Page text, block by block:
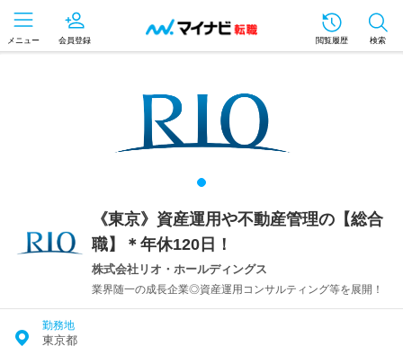
メニュー 会員登録 閲覧履歴 検索
《東京》資産運用や不動産管理の【総合
職】＊年休120日！
株式会社リオ・ホールディングス
業界随一の成長企業◎資産運用コンサルティング等を展開！
勤務地
東京都